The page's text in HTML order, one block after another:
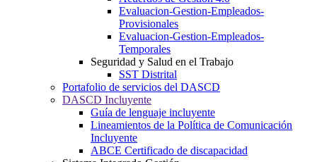
Evaluacion-Gestion-Empleados-
Provisionales
Evaluacion-Gestion-Empleados-
Temporales
Seguridad y Salud en el Trabajo
SST Distrital
Portafolio de servicios del DASCD
DASCD Incluyente
Guía de lenguaje incluyente
Lineamientos de la Política de Comunicación
Incluyente
ABCE Certificado de discapacidad